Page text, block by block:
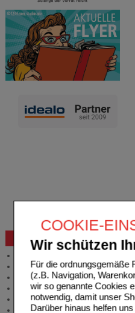
COOKIE-
Wir schützen
Für die ordnungsgemäße
(z.B. Navigation,
wir so genannte Cookies
notwendig, damit unser
Darüber hinaus helfen
Beratung und Service
Produktberatung
Meldung Arzneimittelrisiken
Zuzahlungsfreie Arzneien
Angebote & Downloads
Newsletter